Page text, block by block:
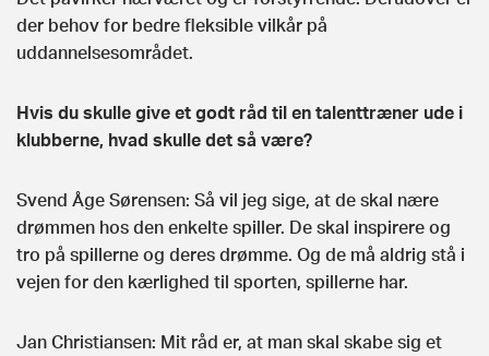
der behov for bedre fleksible vilkår på
uddannelsesområdet.
Hvis du skulle give et godt råd til en talenttræner ude i
klubberne, hvad skulle det så være?
Svend Åge Sørensen: Så vil jeg sige, at de skal nære
drømmen hos den enkelte spiller. De skal inspirere og
tro på spillerne og deres drømme. Og de må aldrig stå i
vejen for den kærlighed til sporten, spillerne har.
Jan Christiansen: Mit råd er, at man skal skabe sig et